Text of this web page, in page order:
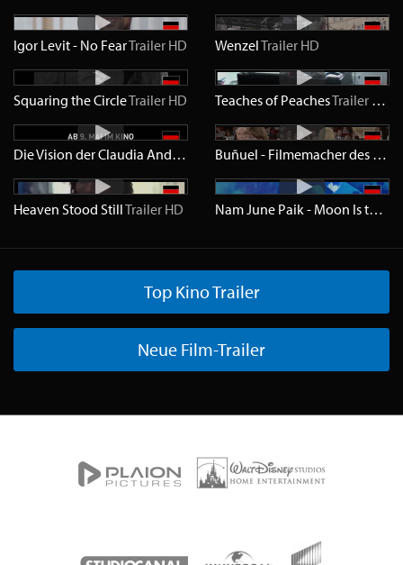
Igor Levit - No FearTrailer HD WenzelTrailer HD
Squaring the CircleTrailer HD Teaches of PeachesTrailer HD
Die Vision der Claudia Andujar TrailerHD Buñuel - Filmemacher des Surrealismus
Heaven Stood StillTrailer HD Nam June Paik - Moon Is the Oldest TV
Top Kino Trailer
Neue Film-Trailer